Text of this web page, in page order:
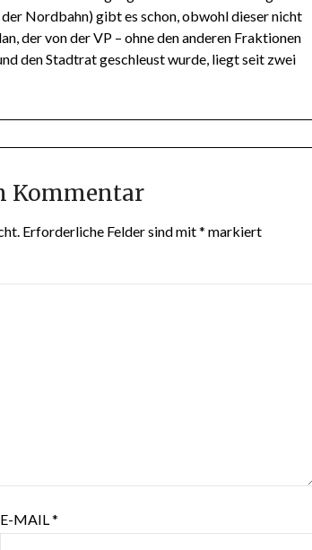
Nordbahn) gibt es schon, obwohl dieser nicht
der von der VP – ohne den anderen Fraktionen
den Stadtrat geschleust wurde, liegt seit zwei
Kommentar
Erforderliche Felder sind mit* markiert
E-MAIL*